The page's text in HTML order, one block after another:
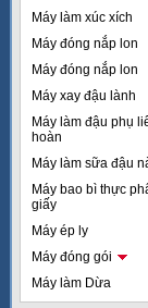
Máy làm xúc xích
Máy đóng nắp lon
Máy đóng nắp lon
Máy xay đậu lành
Máy làm đậu phụ
hoàn
Máy làm sữa đậu
Máy bao bì thực
giấy
Máy ép ly
Máy đóng gói
Máy làm Dừa